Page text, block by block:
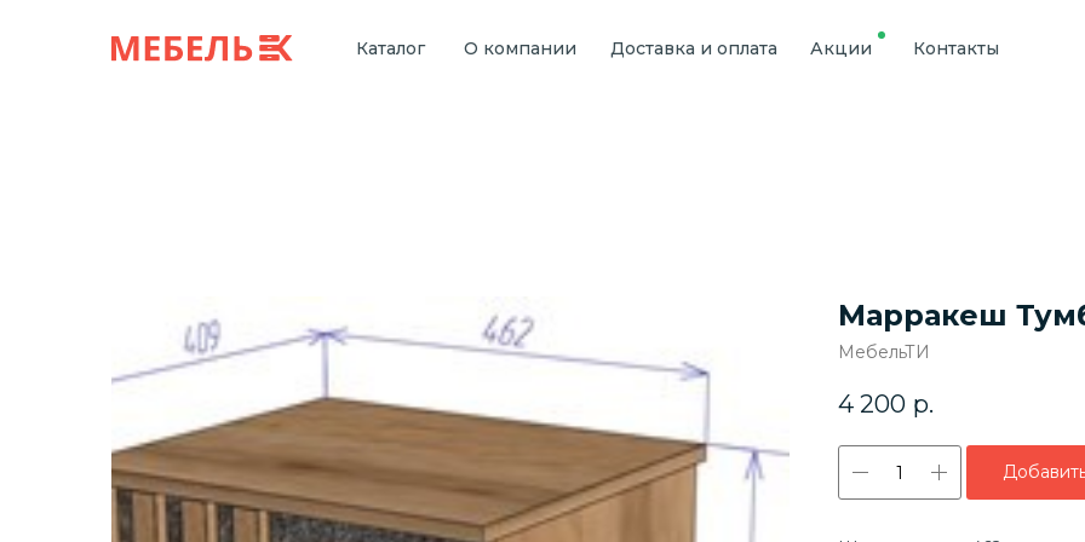
Каталог О компании Доставка и оплата Акции Контакты
Марракеш
МебельТИ
4 200 р.